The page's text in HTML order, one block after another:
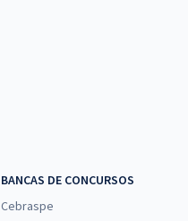
BANCAS DE CONCURSOS
Cebraspe